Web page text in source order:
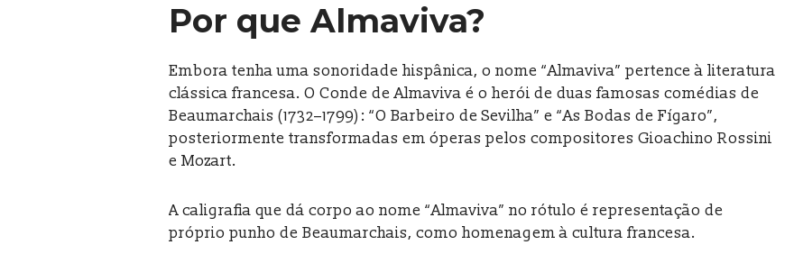
Por que Almaviva?
Embora tenha uma sonoridade hispânica, o nome “Almaviva” pertence à literatura
clássica francesa. O Conde de Almaviva é o herói de duas famosas comédias de
Beaumarchais (1732–1799): “O Barbeiro de Sevilha” e “As Bodas de Fígaro”,
posteriormente transformadas em óperas pelos compositores Gioachino Rossini
e Mozart.
A caligrafia que dá corpo ao nome “Almaviva” no rótulo é representação de
próprio punho de Beaumarchais, como homenagem à cultura francesa.